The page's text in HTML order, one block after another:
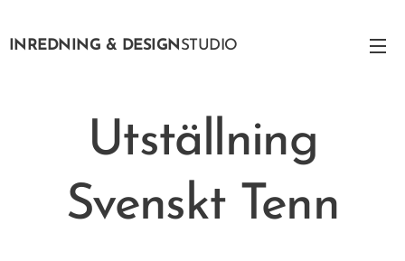
INREDNING & DESIGN STUDIO
Utställning
Svenskt Tenn